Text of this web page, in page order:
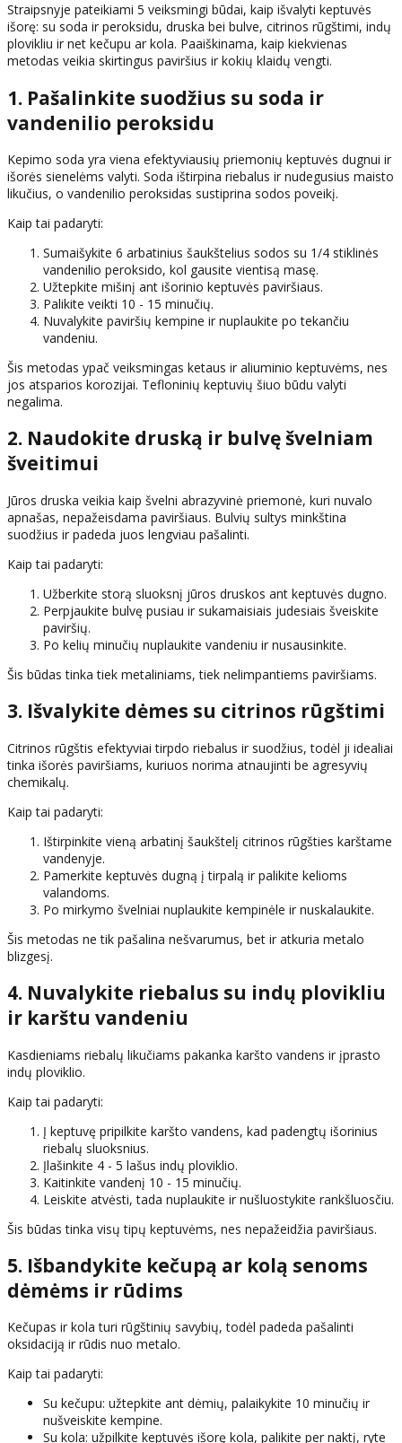
Straipsnyje pateikiami 5 veiksmingi būdai, kaip išvalyti keptuvės
išorę: su soda ir peroksidu, druska bei bulve, citrinos rūgštimi, indų
plovikliu ir net kečupu ar kola. Paaiškinama, kaip kiekvienas
metodas veikia skirtingus paviršius ir kokių klaidų vengti.
1. Pašalinkite suodžius su soda ir
vandenilio peroksidu
Kepimo soda yra viena efektyviausių priemonių keptuvės dugnui ir
išorės sienelėms valyti. Soda ištirpina riebalus ir nudegusius maisto
likučius, o vandenilio peroksidas sustiprina sodos poveikį.
Kaip tai padaryti:
Sumaišykite 6 arbatinius šaukštelius sodos su 1/4 stiklinės
vandenilio peroksido, kol gausite vientisą masę.
Užtepkite mišinį ant išorinio keptuvės paviršiaus.
Palikite veikti 10 - 15 minučių.
Nuvalykite paviršių kempine ir nuplaukite po tekančiu
vandeniu.
Šis metodas ypač veiksmingas ketaus ir aliuminio keptuvėms, nes
jos atsparios korozijai. Tefloninių keptuvių šiuo būdu valyti
negalima.
2. Naudokite druską ir bulvę švelniam
šveitimui
Jūros druska veikia kaip švelni abrazyvinė priemonė, kuri nuvalo
apnašas, nepažeisdama paviršiaus. Bulvių sultys minkština
suodžius ir padeda juos lengviau pašalinti.
Kaip tai padaryti:
Užberkite storą sluoksnį jūros druskos ant keptuvės dugno.
Perpjaukite bulvę pusiau ir sukamaisiais judesiais šveiskite
paviršių.
Po kelių minučių nuplaukite vandeniu ir nusausinkite.
Šis būdas tinka tiek metaliniams, tiek nelimpantiems paviršiams.
3. Išvalykite dėmes su citrinos rūgštimi
Citrinos rūgštis efektyviai tirpdo riebalus ir suodžius, todėl ji idealiai
tinka išorės paviršiams, kuriuos norima atnaujinti be agresyvių
chemikalų.
Kaip tai padaryti:
Ištirpinkite vieną arbatinį šaukštelį citrinos rūgšties karštame
vandenyje.
Pamerkite keptuvės dugną į tirpalą ir palikite kelioms
valandoms.
Po mirkymo švelniai nuplaukite kempinėle ir nuskalaukite.
Šis metodas ne tik pašalina nešvarumus, bet ir atkuria metalo
blizgesį.
4. Nuvalykite riebalus su indų plovikliu
ir karštu vandeniu
Kasdieniams riebalų likučiams pakanka karšto vandens ir įprasto
indų ploviklio.
Kaip tai padaryti:
Į keptuvę pripilkite karšto vandens, kad padengtų išorinius
riebalų sluoksnius.
Įlašinkite 4 - 5 lašus indų ploviklio.
Kaitinkite vandenį 10 - 15 minučių.
Leiskite atvėsti, tada nuplaukite ir nušluostykite rankšluosčiu.
Šis būdas tinka visų tipų keptuvėms, nes nepažeidžia paviršiaus.
5. Išbandykite kečupą ar kolą senoms
dėmėms ir rūdims
Kečupas ir kola turi rūgštinių savybių, todėl padeda pašalinti
oksidaciją ir rūdis nuo metalo.
Kaip tai padaryti:
Su kečupu: užtepkite ant dėmių, palaikykite 10 minučių ir
nušveiskite kempine.
Su kola: užpilkite keptuvės išorę kola, palikite per naktį, ryte